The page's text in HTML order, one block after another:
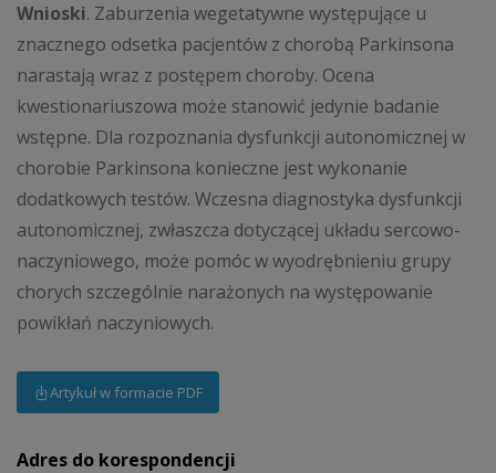
Wnioski. Zaburzenia wegetatywne występujące u
znacznego odsetka pacjentów z chorobą Parkinsona
narastają wraz z postępem choroby. Ocena
kwestionariuszowa może stanowić jedynie badanie
wstępne. Dla rozpoznania dysfunkcji autonomicznej w
chorobie Parkinsona konieczne jest wykonanie
dodatkowych testów. Wczesna diagnostyka dysfunkcji
autonomicznej, zwłaszcza dotyczącej układu sercowo-
naczyniowego, może pomóc w wyodrębnieniu grupy
chorych szczególnie narażonych na występowanie
powikłań naczyniowych.
Artykuł w formacie PDF
Adres do korespondencji